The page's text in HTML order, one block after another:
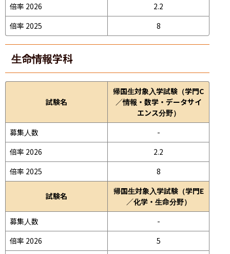
倍率 2026
2.2
倍率 2025
8
生命情報学科
試験名
帰国生対象入学試験（学門C
／情報・数学・データサイ
エンス分野）
募集人数
-
倍率 2026
2.2
倍率 2025
8
試験名
帰国生対象入学試験（学門E
／化学・生命分野）
募集人数
-
倍率 2026
5